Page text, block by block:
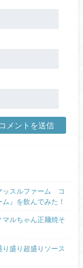
ッスルファーム コ
』を飲んでみた！
ルちゃん正麺焼そ
盛り超盛りソース